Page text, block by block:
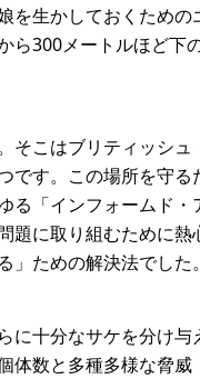
を生かしておくための
ら300メートルほど下
そこはブリティッシ
です。この場所を守る
る「インフォームド
題に取り組むために熱
ための解決法でした。
に十分なサケを分け
体数と多種多様な脅